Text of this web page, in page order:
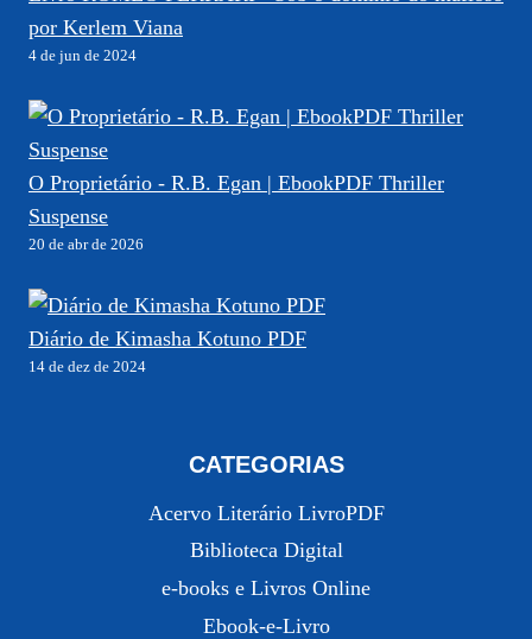
por Kerlem Viana
4 de jun de 2024
O Proprietário - R.B. Egan | EbookPDF Thriller
Suspense
20 de abr de 2026
Diário de Kimasha Kotuno PDF
14 de dez de 2024
CATEGORIAS
Acervo Literário LivroPDF
Biblioteca Digital
e-books e Livros Online
Ebook-e-Livro